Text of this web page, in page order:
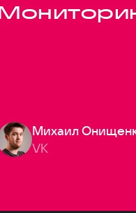
Михаил
VK